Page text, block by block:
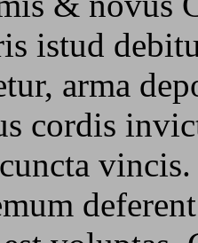
istud
arma
cordis